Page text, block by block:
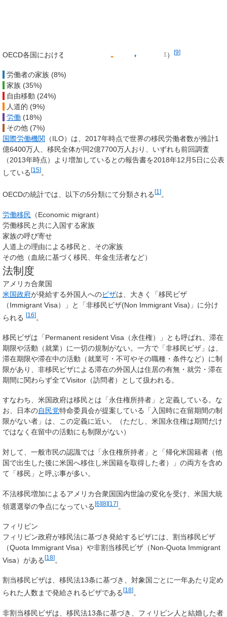
OECD各国における永住入国移植者の分類（2021年） [9]
労働者の家族 (8%)
家族 (35%)
自由移動 (24%)
人道的 (9%)
労働 (18%)
その他 (7%)
国際労働機関 （ILO）は、2017年時点で世界の移民労働者数が推計1
億6400万人、移民全体が同2億7700万人おり、いずれも前回調査
（2013年時点）より増加しているとの報告書を2018年12月5日に公表
している [15] 。
OECDの統計では、以下の5分類にて分類される [1 ] 。
労働移民 （Economic migrant）
労働移民と共に入国する家族
家族の呼び寄せ
人道上の理由による移民と、その家族
その他（血統に基づく移民、年金生活者など）
法制度
アメリカ合衆国
米国政府が発給する外国人へのビザは、大きく「移民ビザ
（Immigrant Visa）」と「非移民ビザ(Non Immigrant Visa)」に分け
られる [16]。
移民ビザは「Permanent resident Visa （永住権）」とも呼ばれ、滞在
期限や活動（就業）に一切の規制がない。一方で「非移民ビザ」は、
滞在期限や滞在中の活動（就業可・不可やその職種・条件など）に制
限があり、非移民ビザによる滞在の外国人は住居の有無・就労・滞在
期間に関わらず全てVisitor （訪問者）として扱われる。
すなわち、米国政府は移民とは「永住権所持者」と定義している。な
お、日本の自民党特命委員会が提案している「入国時に在留期間の制
限がない者」は、この定義に近い。（ただし、米国永住権は期間だけ
ではなく在留中の活動にも制限がない）
対して、一般市民の認識では「永住権所持者」と「帰化米国籍者（他
国で出生した後に米国へ移住し米国籍を取得した者）」の両方を含め
て「移民」と呼ぶ事が多い。
不法移民増加によるアメリカ合衆国国内世論の変化を受け、米国大統
領選選挙の争点になっている[6][8][17]。
フィリピン
フィリピン政府が移民法に基づき発給するビザには、割当移民ビザ
（Quota Immigrant Visa）や非割当移民ビザ（Non-Quota Immigrant
Visa）がある[18]。
割当移民ビザは、移民法13条に基づき、対象国ごとに一年あたり定め
られた人数まで発給されるビザである [18] 。
非割当移民ビザは、移民法13条に基づき、フィリピン人と結婚した者